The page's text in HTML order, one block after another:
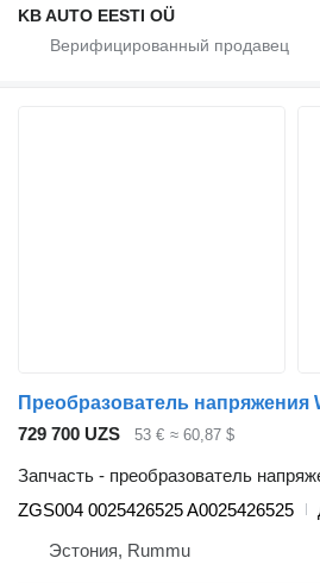
KB AUTO EESTI OÜ
729 700 UZS 53 € ≈ 60,87 $
Запчасть - преобразователь
ZGS004 0025426525 A0025426525
Эстония, Rummu